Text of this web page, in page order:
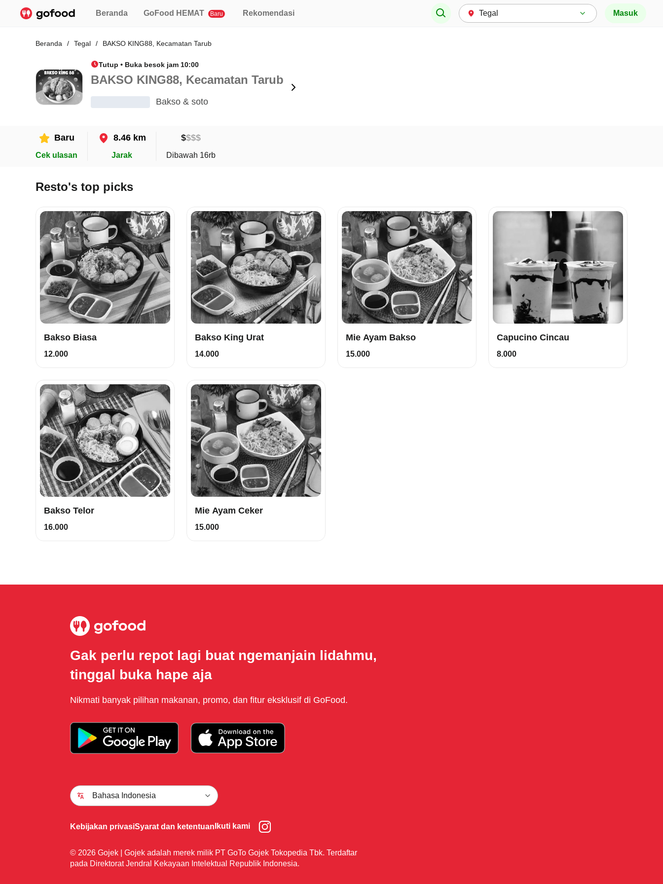
Beranda GoFood HEMAT Baru Rekomendasi Masuk
Beranda / Tegal / BAKSO KING88, Kecamatan Tarub
Tutup • Buka besok jam 10:00
BAKSO KING88, Kecamatan Tarub
Bakso & soto
Baru
Cek ulasan
8.46 km
Jarak
$$$$
Dibawah 16rb
Resto's top picks
Bakso Biasa
12.000
Bakso King Urat
14.000
Mie Ayam Bakso
15.000
Capucino Cincau
8.000
Bakso Telor
16.000
Mie Ayam Ceker
15.000
Gak perlu repot lagi buat ngemanjain lidahmu,
tinggal buka hape aja
Nikmati banyak pilihan makanan, promo, dan fitur eksklusif di GoFood.
Bahasa Indonesia
Kebijakan privasiSyarat dan ketentuan Ikuti kami
© 2026 Gojek | Gojek adalah merek milik PT GoTo Gojek Tokopedia Tbk. Terdaftar
pada Direktorat Jendral Kekayaan Intelektual Republik Indonesia.